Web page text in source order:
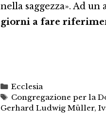
nella saggezza». Ad
giorni a fare
Categorie
Ecclesia
Tag
Congregazione per la
Gerhard Ludwig Müller,